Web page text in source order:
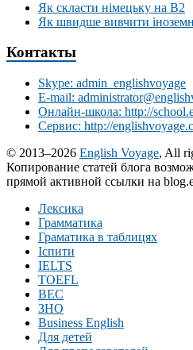
Як скласти німецьку на В2
Як швидше вивчити
Контакты
Skype: admin_englishvoyage
E-mail:
Онлайн-школа: http://
Сервис: http://
© 2013–2026 English Voyage, All
Копирование статей блога
прямой активной ссылки на
Лексика
Грамматика
Граматика в таблицях
Іспити
IELTS
TOEFL
BEC
ЗНО
Business English
Для детей